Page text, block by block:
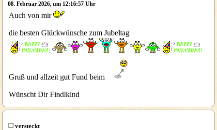
08. Februar 2026, um 12:16:57 Uhr
Auch von mir
die besten Glückwünsche zum Jubeltag
Gruß und allzeit gut Fund beim
Wünscht Dir Findlkind
versteckt